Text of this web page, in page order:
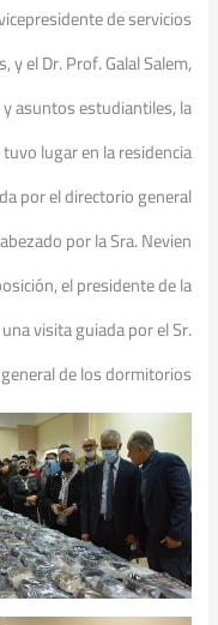
de servicios
el Dr. Prof. Galal Salem,
asuntos estudiantiles, la
lugar en la residencia
por el directorio general
por la Sra. Nevien
el presidente de la
visita guiada por el Sr.
de los dormitorios.